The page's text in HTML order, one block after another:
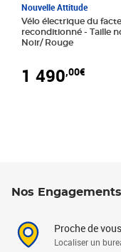
Nouvelle Attitude
Vélo électrique du
reconditionné - Taille normale -
Noir/ Rouge
1 490,00€
Nos Engagements
Proche de vous
Localiser un